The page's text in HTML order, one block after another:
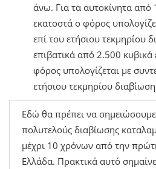
άνω. Για τα αυτοκίνητα
εκατοστά ο φόρος
επί του ετήσιου τεκμηρίου
επιβατικά από 2.500
φόρος υπολογίζεται με
ετήσιου τεκμηρίου
Εδώ θα πρέπει να
πολυτελούς διαβίωσης
μέχρι 10 χρόνων από την
Ελλάδα. Πρακτικά αυτό